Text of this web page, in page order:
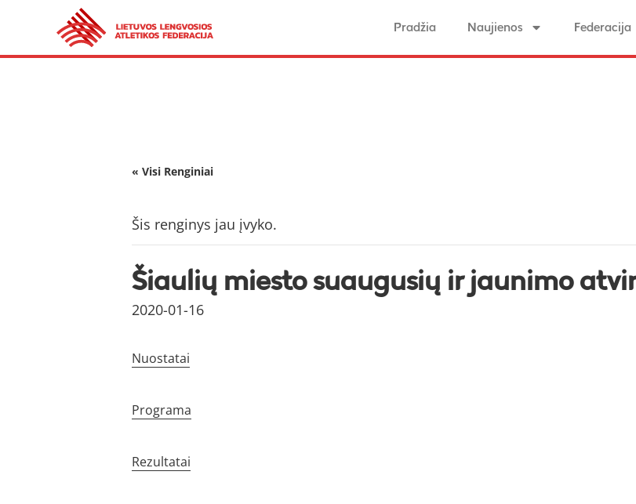
Pradžia Naujienos Federacija
« Visi Renginiai
Šis renginys jau įvyko.
Šiaulių miesto suaugusių ir jaunimo
2020-01-16
Nuostatai
Programa
Rezultatai